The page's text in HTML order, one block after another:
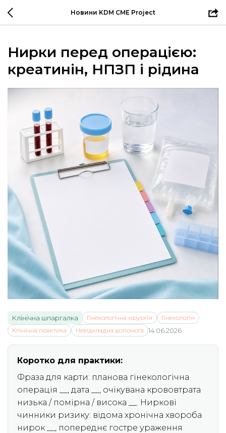
Новини KDM CME Project
Нирки перед операцією:
креатинін, НПЗП і рідина
Клінічна шпаргалка Гінекологічна хірургія
Гінекологія
Клінічна практика
Невідкладна допомога 14.06.2026
Коротко для практики:
Фраза для карти: планова гінекологічна
операція __, дата __, очікувана крововтрата
низька / помірна / висока __. Ниркові
чинники ризику: відома хронічна хвороба
нирок __, попереднє гостре ураження